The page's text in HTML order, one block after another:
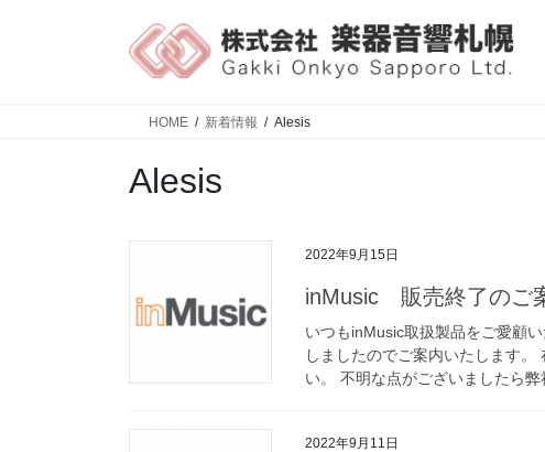
HOME 新着情報 Alesis
Alesis
2022年9月15日
inMusic 販売終了のご
いつもinMusic取扱製品をご愛顧
しましたのでご案内いたします
い。 不明な点がございましたら
2022年9月11日